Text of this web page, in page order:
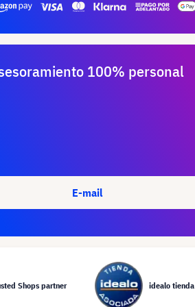
100% personal
E-mail
Shops partner idealo tienda